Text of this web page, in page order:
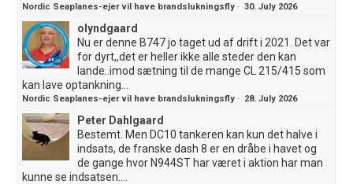
Nordic Seaplanes-ejer vil have brandslukningsfly ·30. July 2026
olyndgaard
Nu er denne B747 jo taget ud af drift i 2021. Det var
for dyrt,,det er heller ikke alle steder den kan
lande..imod sætning til de mange CL 215/415 som
kan lave optankning...
Nordic Seaplanes-ejer vil have brandslukningsfly · 28. July 2026
Peter Dahlgaard
Bestemt. Men DC10 tankeren kan kun det halve i
indsats, de franske dash 8 er en dråbe i havet og
de gange hvor N944ST har været i aktion har man
kunne se indsatsen....